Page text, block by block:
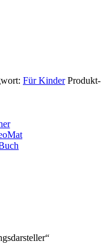
Für Kinder Produkt-